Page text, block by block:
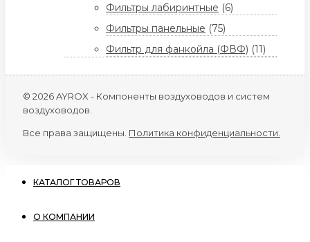
Фильтры лабиринтные (6)
Фильтры панельные (75)
Фильтр для фанкойла (ФВФ) (11)
© 2026 AYROX - Компоненты воздуховодов и систем
воздуховодов.
Все права защищены. Политика конфиденциальности.
КАТАЛОГ ТОВАРОВ
О КОМПАНИИ